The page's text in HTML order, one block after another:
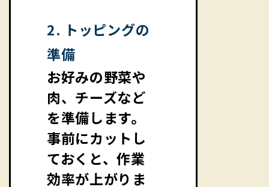
2. トッピングの
準備
お好みの野菜や
肉、チーズなど
を準備します。
事前にカットし
ておくと、作業
効率が上がりま